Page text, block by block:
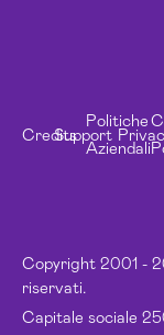
Copyright 2001 -
riservati.
Capitale sociale
CreditsSupport
Politiche
Aziendali